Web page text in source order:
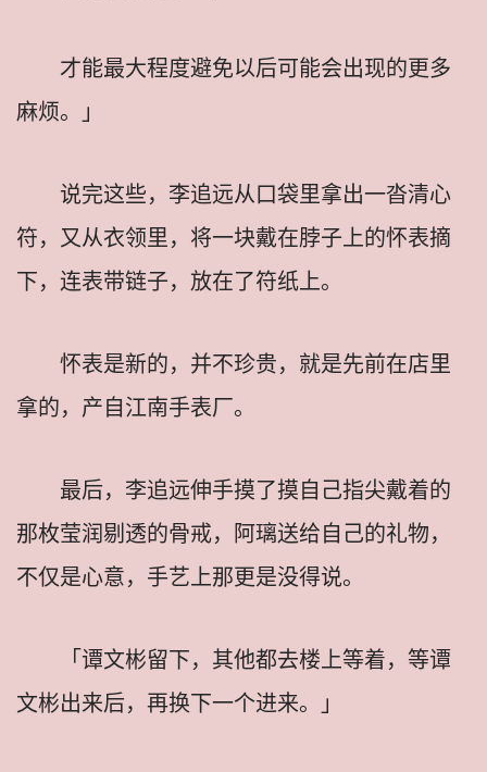
才能最大程度避免以后可能会出现的更多
麻烦。」
说完这些，李追远从口袋里拿出一沓清心
符，又从衣领里，将一块戴在脖子上的怀表摘
下，连表带链子，放在了符纸上。
怀表是新的，并不珍贵，就是先前在店里
拿的，产自江南手表厂。
最后，李追远伸手摸了摸自己指尖戴着的
那枚莹润剔透的骨戒，阿璃送给自己的礼物，
不仅是心意，手艺上那更是没得说。
「谭文彬留下，其他都去楼上等着，等谭
文彬出来后，再换下一个进来。」